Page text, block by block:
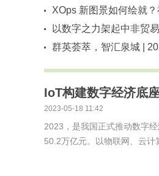
发关注
XOps 新图景如何绘就？
以数字之力架起中非贸
能交流会
群英荟萃，智汇泉城 |
IoT构建数字经济底
2023-05-18 11:42
2023，是我国正式推动数字
50.2万亿元。以物联网、云计